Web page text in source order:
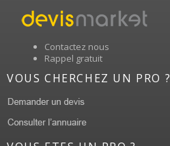
Contactez nous
Rappel gratuit
VOUS CHERCHEZ UN PRO ?